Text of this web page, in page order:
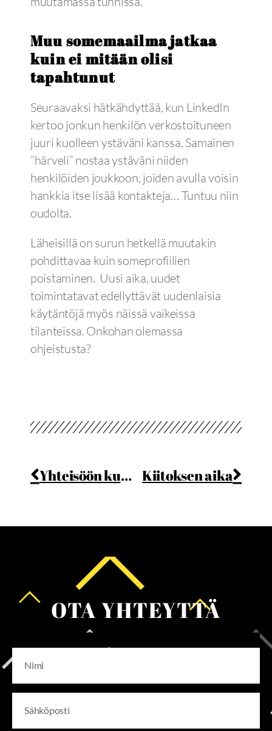
Muu somemaailma jatkaa
kuin ei mitään olisi
tapahtunut
Seuraavaksi hätkähdyttää, kun LinkedIn
kertoo jonkun henkilön verkostoituneen
juuri kuolleen ystäväni kanssa. Samainen
”härveli” nostaa ystäväni niiden
henkilöiden joukkoon, joiden avulla voisin
hankkia itse lisää kontakteja… Tuntuu niin
oudolta.
Läheisillä on surun hetkellä muutakin
pohdittavaa kuin someprofiilien
poistaminen. Uusi aika, uudet
toimintatavat edellyttävät uudenlaisia
käytäntöjä myös näissä vaikeissa
tilanteissa. Onkohan olemassa
ohjeistusta?
Yhteisöön kuulumisen haasteita Kiitoksen aika
OTA YHTEYTTÄ